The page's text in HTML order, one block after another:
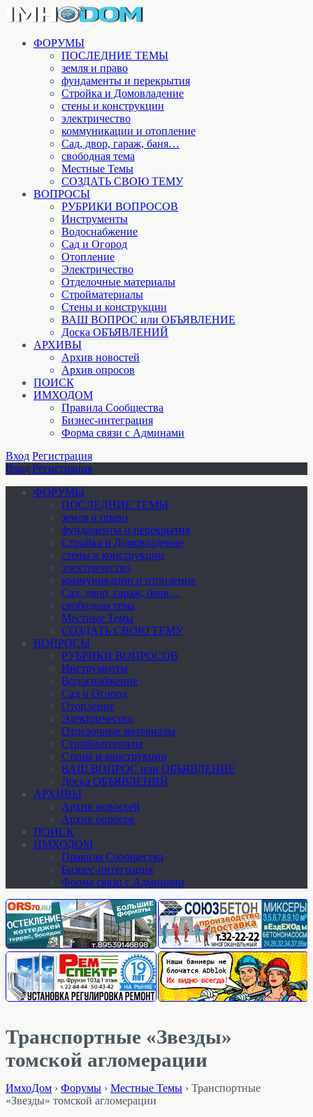
ФОРУМЫ
ПОСЛЕДНИЕ ТЕМЫ
земля и право
фундаменты и перекрытия
Стройка и Домовладение
стены и конструкции
электричество
коммуникации и отопление
Cад, двор, гараж, баня…
свободная тема
Местные Темы
СОЗДАТЬ СВОЮ ТЕМУ
ВОПРОСЫ
РУБРИКИ ВОПРОСОВ
Инструменты
Водоснабжение
Сад и Огород
Отопление
Электричество
Отделочные материалы
Стройматериалы
Стены и конструкции
ВАШ ВОПРОС или ОБЪЯВЛЕНИЕ
Доска ОБЪЯВЛЕНИЙ
АРХИВЫ
Архив новостей
Архив опросов
ПОИСК
ИМХОДОМ
Правила Сообщества
Бизнес-интеграция
Форма связи с Админами
Вход Регистрация
Вход Регистрация
ФОРУМЫ
ПОСЛЕДНИЕ ТЕМЫ
земля и право
фундаменты и перекрытия
Стройка и Домовладение
стены и конструкции
электричество
коммуникации и отопление
Cад, двор, гараж, баня…
свободная тема
Местные Темы
СОЗДАТЬ СВОЮ ТЕМУ
ВОПРОСЫ
РУБРИКИ ВОПРОСОВ
Инструменты
Водоснабжение
Сад и Огород
Отопление
Электричество
Отделочные материалы
Стройматериалы
Стены и конструкции
ВАШ ВОПРОС или ОБЪЯВЛЕНИЕ
Доска ОБЪЯВЛЕНИЙ
АРХИВЫ
Архив новостей
Архив опросов
ПОИСК
ИМХОДОМ
Правила Сообщества
Бизнес-интеграция
Форма связи с Админами
Транспортные «Звезды»
томской агломерации
ИмхоДом › Форумы › Местные Темы › Транспортные
«Звезды» томской агломерации